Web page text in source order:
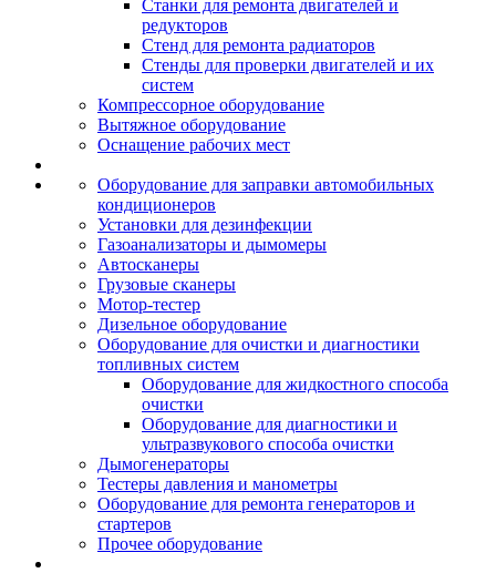
Станки для ремонта двигателей и
редукторов
Стенд для ремонта радиаторов
Стенды для проверки двигателей и их
систем
Компрессорное оборудование
Вытяжное оборудование
Оснащение рабочих мест
Оборудование для заправки автомобильных
кондиционеров
Установки для дезинфекции
Газоанализаторы и дымомеры
Автосканеры
Грузовые сканеры
Мотор-тестер
Дизельное оборудование
Оборудование для очистки и диагностики
топливных систем
Оборудование для жидкостного способа
очистки
Оборудование для диагностики и
ультразвукового способа очистки
Дымогенераторы
Тестеры давления и манометры
Оборудование для ремонта генераторов и
стартеров
Прочее оборудование